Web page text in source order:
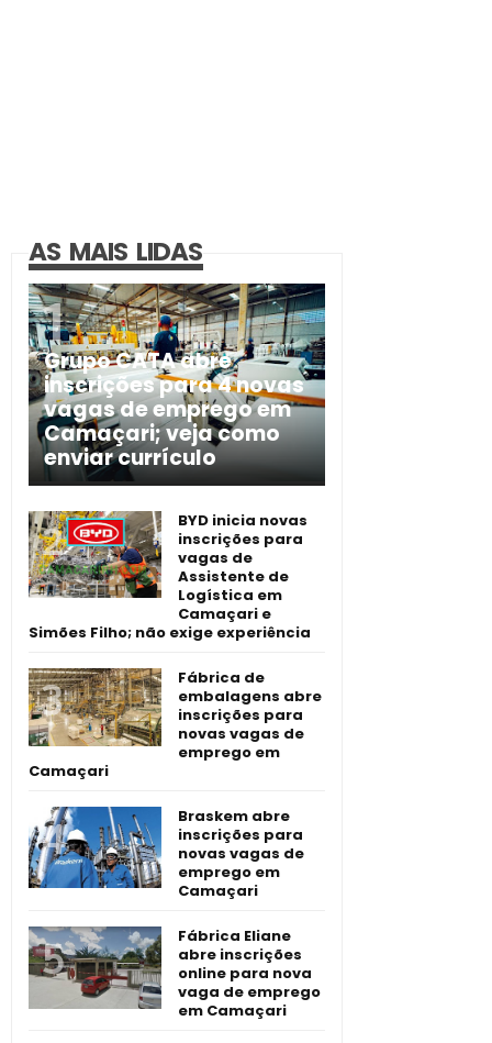
AS MAIS LIDAS
Grupo CATA abre
inscrições para 4 novas
vagas de emprego em
Camaçari; veja como
enviar currículo
BYD inicia novas
inscrições para
vagas de
Assistente de
Logística em
Camaçari e
Simões Filho; não exige experiência
Fábrica de
embalagens abre
inscrições para
novas vagas de
emprego em
Camaçari
Braskem abre
inscrições para
novas vagas de
emprego em
Camaçari
Fábrica Eliane
abre inscrições
online para nova
vaga de emprego
em Camaçari